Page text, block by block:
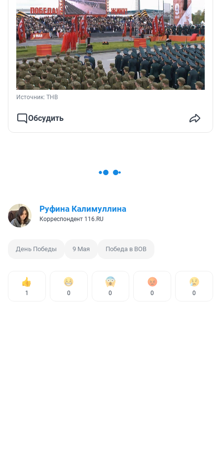
Источник: ТНВ
Обсудить
Руфина Калимуллина
Корреспондент 116.RU
День Победы 9 Мая Победа в ВОВ
1 0 0 0 0